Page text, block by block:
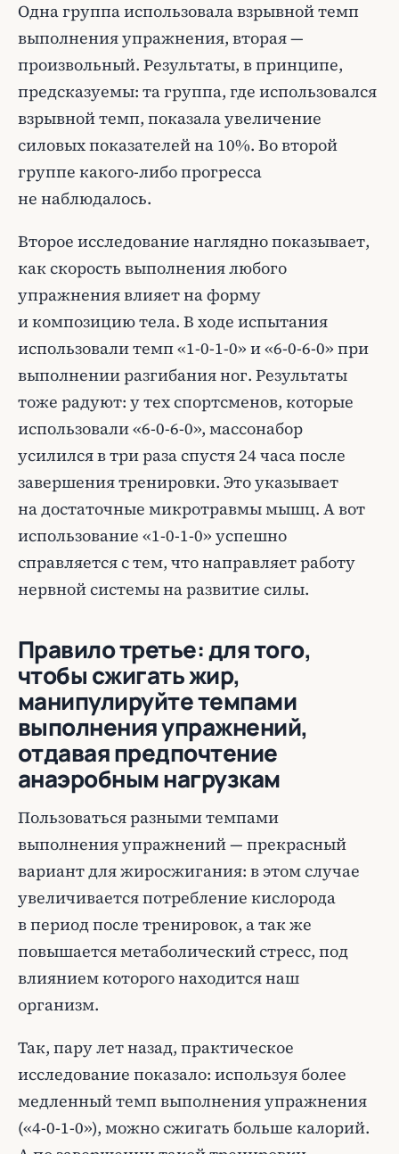
Одна группа использовала взрывной темп
выполнения упражнения, вторая —
произвольный. Результаты, в принципе,
предсказуемы: та группа, где использовался
взрывной темп, показала увеличение
силовых показателей на 10%. Во второй
группе какого-либо прогресса
не наблюдалось.
Второе исследование наглядно показывает,
как скорость выполнения любого
упражнения влияет на форму
и композицию тела. В ходе испытания
использовали темп «1-0-1-0» и «6-0-6-0» при
выполнении разгибания ног. Результаты
тоже радуют: у тех спортсменов, которые
использовали «6-0-6-0», массонабор
усилился в три раза спустя 24 часа после
завершения тренировки. Это указывает
на достаточные микротравмы мышц. А вот
использование «1-0-1-0» успешно
справляется с тем, что направляет работу
нервной системы на развитие силы.
Правило третье: для того,
чтобы сжигать жир,
манипулируйте темпами
выполнения упражнений,
отдавая предпочтение
анаэробным нагрузкам
Пользоваться разными темпами
выполнения упражнений — прекрасный
вариант для жиросжигания: в этом случае
увеличивается потребление кислорода
в период после тренировок, а так же
повышается метаболический стресс, под
влиянием которого находится наш
организм.
Так, пару лет назад, практическое
исследование показало: используя более
медленный темп выполнения упражнения
(«4-0-1-0»), можно сжигать больше калорий.